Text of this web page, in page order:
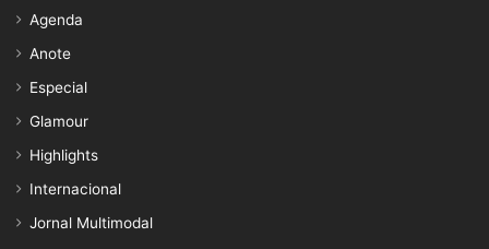
Agenda
Anote
Especial
Glamour
Highlights
Internacional
Jornal Multimodal